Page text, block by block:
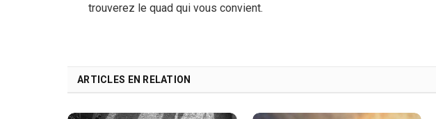
trouverez le quad qui vous convient.
ARTICLES EN RELATION